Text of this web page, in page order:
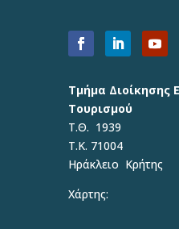
Τμήμα Διοίκησης
Τουρισμού
Τ.Θ. 1939
Τ.Κ. 71004
Ηράκλειο Κρήτης
Χάρτης: